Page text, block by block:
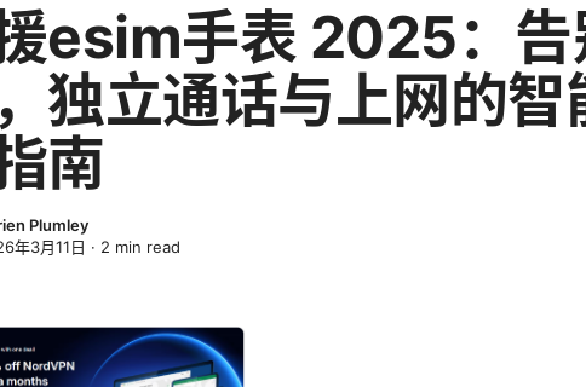
esim手表 2025：告
独立通话与上网的智
南
Plumley
年3月11日 · 2 min read